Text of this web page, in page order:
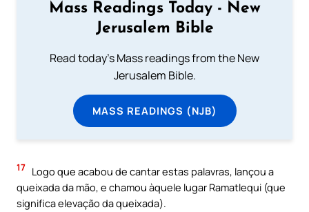
Mass Readings Today - New
Jerusalem Bible
Read today's Mass readings from the New
Jerusalem Bible.
MASS READINGS (NJB)
17 Logo que acabou de cantar estas palavras, lançou a
queixada da mão, e chamou àquele lugar Ramatlequi (que
significa elevação da queixada).